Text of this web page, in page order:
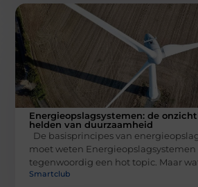
Energieopslagsystemen: de
helden van duurzaamheid
De basisprincipes van
moet weten Energieopslagsystemen
tegenwoordig een hot topic. Maar
Smartclub